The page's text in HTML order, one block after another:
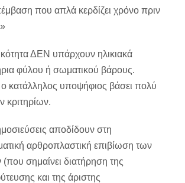
που απλά κερδίζει χρόνο πριν
ΔΕΝ υπάρχουν ηλικιακά
φύλου ή σωματικού βάρους.
κατάλληλος υποψήφιος βάσει πολύ
κριτηρίων.
αποδίδουν στη
αρθροπλαστική επιβίωση των
σημαίνει διατήρηση της
και της άριστης